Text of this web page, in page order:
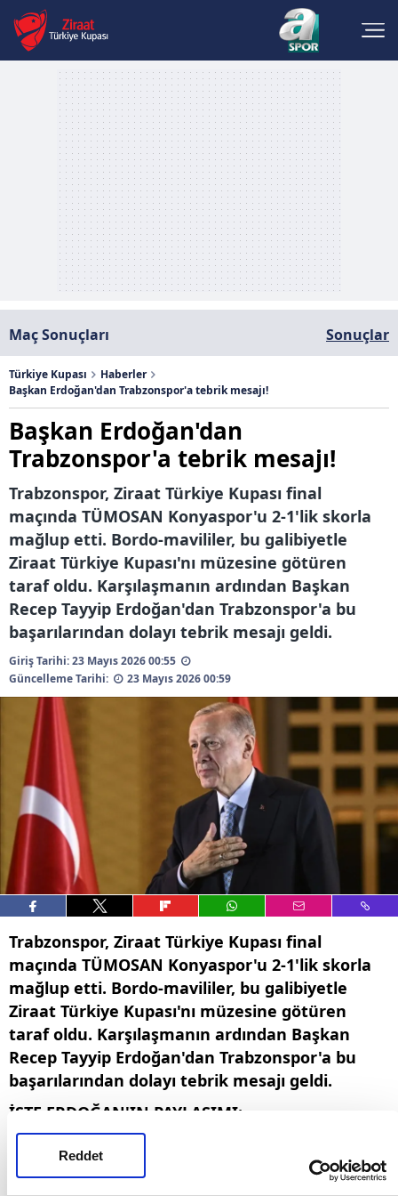
Reddet
Maç Sonuçları Sonuçlar
Türkiye Kupası
Haberler
Başkan Erdoğan'dan Trabzonspor'a tebrik mesajı!
Başkan Erdoğan'dan
Trabzonspor'a tebrik mesajı!
Trabzonspor, Ziraat Türkiye Kupası final
maçında TÜMOSAN Konyaspor'u 2-1'lik skorla
mağlup etti. Bordo-mavililer, bu galibiyetle
Ziraat Türkiye Kupası'nı müzesine götüren
taraf oldu. Karşılaşmanın ardından Başkan
Recep Tayyip Erdoğan'dan Trabzonspor'a bu
başarılarından dolayı tebrik mesajı geldi.
Giriş Tarihi: 23 Mayıs 2026 00:55
Güncelleme Tarihi:
23 Mayıs 2026 00:59
Trabzonspor, Ziraat Türkiye Kupası final
maçında TÜMOSAN Konyaspor'u 2-1'lik skorla
mağlup etti. Bordo-mavililer, bu galibiyetle
Ziraat Türkiye Kupası'nı müzesine götüren
taraf oldu. Karşılaşmanın ardından Başkan
Recep Tayyip Erdoğan'dan Trabzonspor'a bu
başarılarından dolayı tebrik mesajı geldi.
İŞTE ERDOĞAN'IN PAYLAŞIMI:
müzesine bir kupa daha kazandıran
Trabzonspor'u, taraftarıyla birlikte tüm